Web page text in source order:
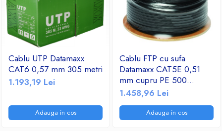
Cablu UTP Datamaxx
CAT6 0,57 mm 305 metri
1.193,19 Lei
Adauga in cos
Cablu FTP cu sufa
Datamaxx CAT5E 0,51
mm cupru PE 500
metri/rola
1.458,96 Lei
Adauga in cos